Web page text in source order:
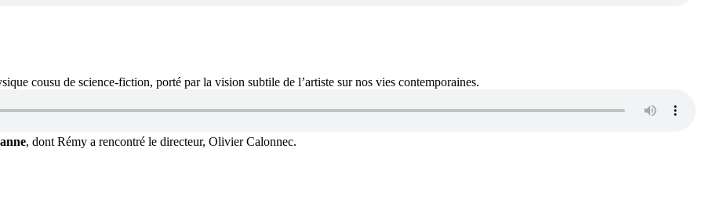
cousu de science-fiction, porté par la vision subtile de l’artiste sur nos vies contemporaines.
, dont Rémy a rencontré le directeur, Olivier Calonnec.